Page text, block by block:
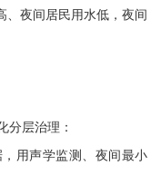
、夜间居民用水低，夜间
分层治理：
，用声学监测、夜间最小